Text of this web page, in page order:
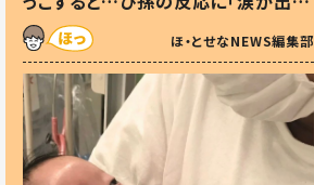
した」「可愛くて仕方ない」
ほ・とせなNEWS編集部